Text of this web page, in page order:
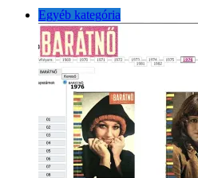
Egyéb kategória